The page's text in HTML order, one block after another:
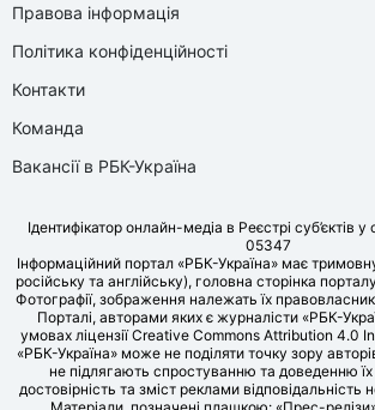
Правова інформація
Політика конфіденційності
Контакти
Команда
Вакансії в РБК-Україна
Ідентифікатор онлайн-медіа в Реєстрі суб’єктів
05347
Інформаційний портал «РБК-Україна» має
російську та англійську), головна сторінка
Фотографії, зображення належать їх
Порталі, авторами яких є журналісти «РБК-
умовах ліцензії Creative Commons Attribution 4.0
«РБК-Україна» може не поділяти точку зору
не підлягають спростуванню та доведенню їх
достовірність та зміст реклами